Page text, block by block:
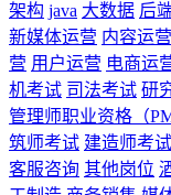
架构 java 大数据 后
新媒体运营 内容运营
营 用户运营 电商运
机考试 司法考试 研
管理师职业资格（
筑师考试 建造师考试
客服咨询 其他岗位